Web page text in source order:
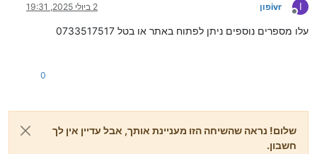
I
מנותק
ivrפון 2 ביולי 2025, 19:31
עלו מספרים נוספים ניתן לפתוח באתר או בטל 0733517517
0
שלום! נראה שהשיחה הזו מעניינת אותך, אבל עדיין אין לך
חשבון.